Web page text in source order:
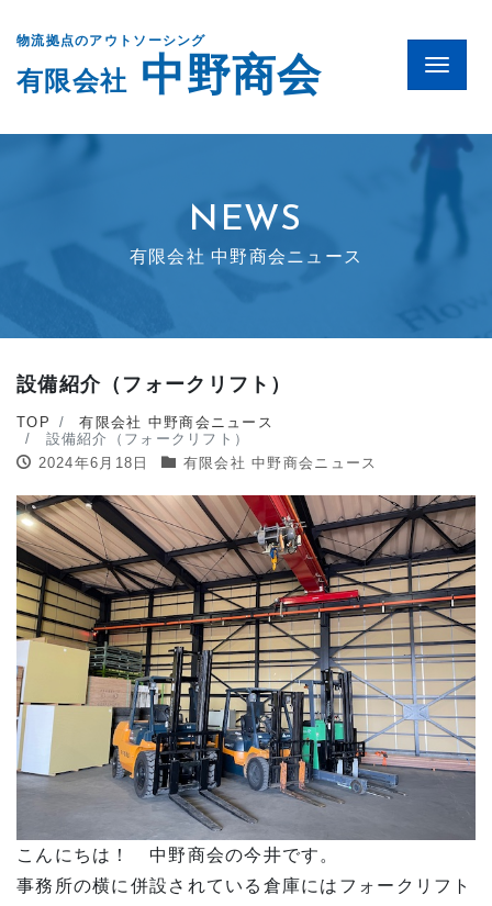
物流拠点のアウトソーシング
有限会社 中野商会 Menu
NEWS
有限会社 中野商会ニュース
設備紹介（フォークリフト）
TOP
有限会社 中野商会ニュース
設備紹介（フォークリフト）
2024年6月18日
有限会社 中野商会ニュース
こんにちは！ 中野商会の今井です。
事務所の横に併設されている倉庫にはフォークリフト